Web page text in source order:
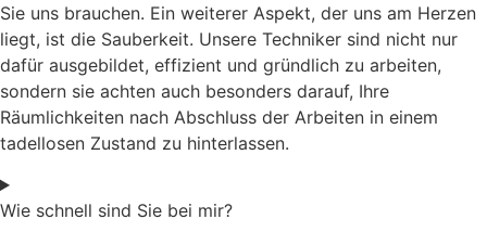
Sie uns brauchen. Ein weiterer Aspekt, der uns am Herzen
liegt, ist die Sauberkeit. Unsere Techniker sind nicht nur
dafür ausgebildet, effizient und gründlich zu arbeiten,
sondern sie achten auch besonders darauf, Ihre
Räumlichkeiten nach Abschluss der Arbeiten in einem
tadellosen Zustand zu hinterlassen.
Wie schnell sind Sie bei mir?